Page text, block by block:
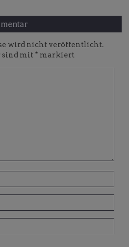
wird nicht veröffentlicht.
sind mit * markiert